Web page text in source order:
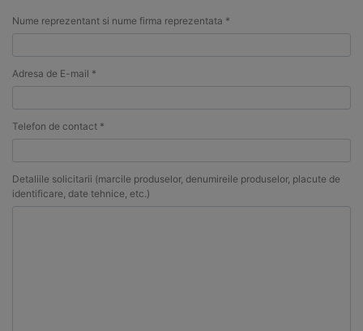
Nume reprezentant si nume firma reprezentata *
Adresa de E-mail *
Telefon de contact *
Detaliile solicitarii (marcile produselor, denumireile produselor, placute de
identificare, date tehnice, etc.)